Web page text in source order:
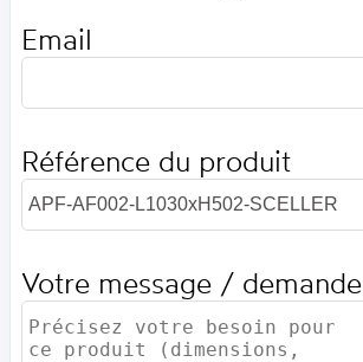
Email
Référence du produit
Votre message / demande